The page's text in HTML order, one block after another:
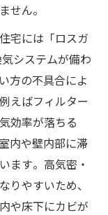
せん。
宅には「ロスガ
システムが備わ
方の不具合によ
えばフィルター
効率が落ちる
内や壁内部に滞
ます​。高気密・
りやすいため、
や床下にカビが